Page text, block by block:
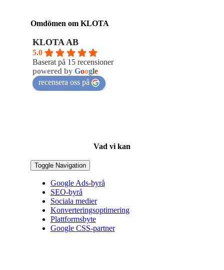
Omdömen om KLOTA
KLOTA AB
5.0
Baserat på 15 recensioner
powered by Google
recensera oss på
Vad vi kan
Toggle Navigation
Google Ads-byrå
SEO-byrå
Sociala medier
Konverteringsoptimering
Plattformsbyte
Google CSS-partner